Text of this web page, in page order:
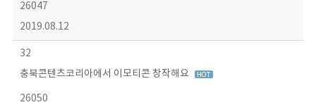
26047
2019.08.12
32
충북콘텐츠코리아에서 이모티콘 창작해요
26050